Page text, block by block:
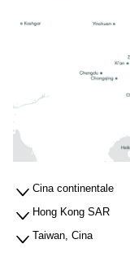
Cina continentale
Hong Kong SAR
Taiwan, Cina